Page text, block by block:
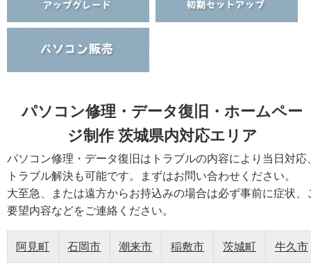
パソコン修理・データ復旧・ホームペー
ジ制作 茨城県内対応エリア
パソコン修理・データ復旧はトラブルの内容により当日対応
トラブル解決も可能です。まずはお問い合わせください。
大至急、または遠方からお持込みの場合は必ず事前に症状、
要望内容などをご連絡ください。
阿見町 石岡市 潮来市 稲敷市 茨城町 牛久市